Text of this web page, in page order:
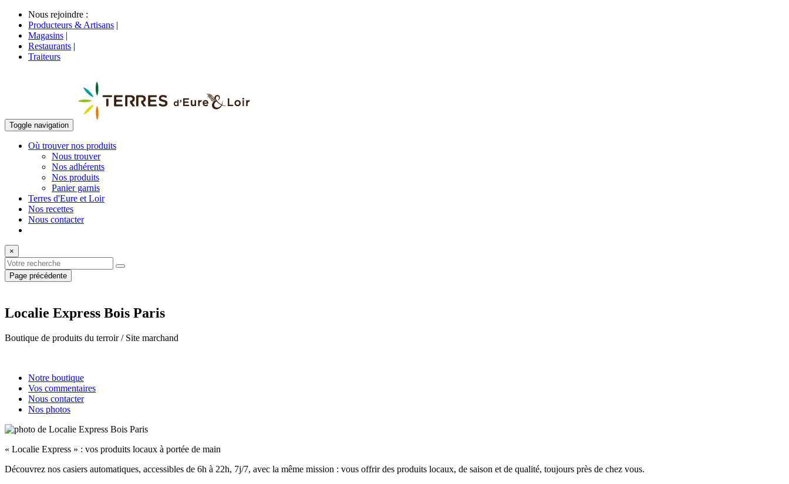
Nous rejoindre :
Producteurs & Artisans |
Magasins |
Restaurants |
Traiteurs
Toggle navigation
Où trouver nos produits
Nous trouver
Nos adhérents
Nos produits
Panier garnis
Terres d'Eure et Loir
Nos recettes
Nous contacter
×
Page précédente
Localie Express Bois Paris
Boutique de produits du terroir / Site marchand
Notre boutique
Vos commentaires
Nous contacter
Nos photos
« Localie Express » : vos produits locaux à portée de main
Découvrez nos casiers automatiques, accessibles de 6h à 22h, 7j/7, avec la même mission : vous offrir des produits locaux, de saison et de qualité, toujours près de chez vous.